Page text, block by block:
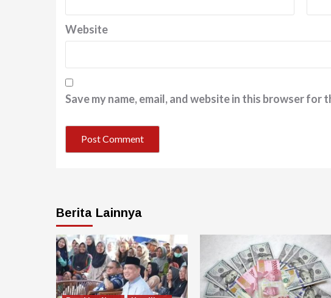
Website
Save my name, email, and website in this browser for
Berita Lainnya